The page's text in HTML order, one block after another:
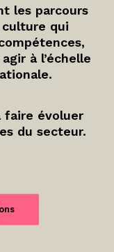
les parcours
qui
à l’échelle
faire évoluer
du secteur.